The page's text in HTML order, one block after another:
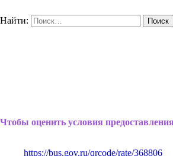
Найти:
Чтобы оценить условия
https://bus.gov.ru/qrcode/rate/368806